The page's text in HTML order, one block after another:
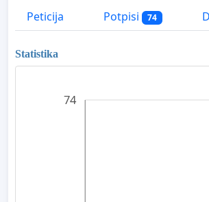
Peticija Potpisi 74
Statistika
74